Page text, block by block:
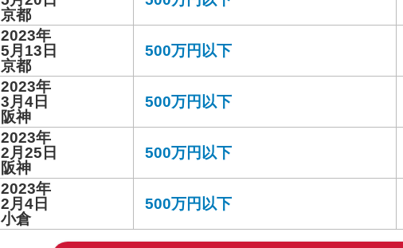
京都
2023年
5月13日
京都
500万円以下
2023年
3月4日
阪神
500万円以下
2023年
2月25日
阪神
500万円以下
2023年
2月4日
小倉
500万円以下